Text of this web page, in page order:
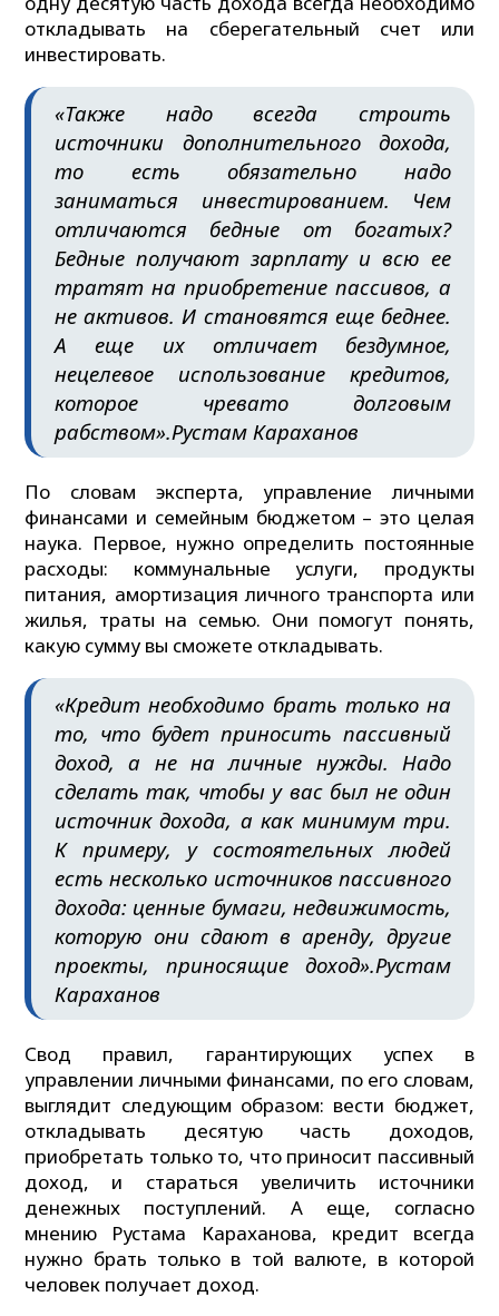
откладывать на сберегательный счет или
инвестировать.
«Также надо всегда строить
источники дополнительного дохода,
то есть обязательно надо
заниматься инвестированием. Чем
отличаются бедные от богатых?
Бедные получают зарплату и всю ее
тратят на приобретение пассивов, а
не активов. И становятся еще беднее.
А еще их отличает бездумное,
нецелевое использование кредитов,
которое чревато долговым
рабством».Рустам Караханов
По словам эксперта, управление личными
финансами и семейным бюджетом – это целая
наука. Первое, нужно определить постоянные
расходы: коммунальные услуги, продукты
питания, амортизация личного транспорта или
жилья, траты на семью. Они помогут понять,
какую сумму вы сможете откладывать.
«Кредит необходимо брать только на
то, что будет приносить пассивный
доход, а не на личные нужды. Надо
сделать так, чтобы у вас был не один
источник дохода, а как минимум три.
К примеру, у состоятельных людей
есть несколько источников пассивного
дохода: ценные бумаги, недвижимость,
которую они сдают в аренду, другие
проекты, приносящие доход».Рустам
Караханов
Свод правил, гарантирующих успех в
управлении личными финансами, по его словам,
выглядит следующим образом: вести бюджет,
откладывать десятую часть доходов,
приобретать только то, что приносит пассивный
доход, и стараться увеличить источники
денежных поступлений. А еще, согласно
мнению Рустама Караханова, кредит всегда
нужно брать только в той валюте, в которой
человек получает доход.